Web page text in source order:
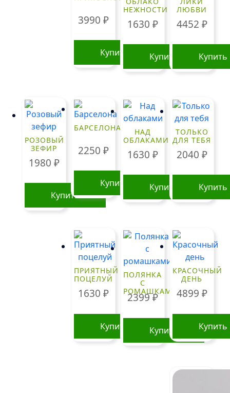
несколько
вариаций.3990 ₽
Купить
НЕЖНОСТИ
1630 ₽
Купить
ЛЮБВИ
4452 ₽
Купить
РОЗОВЫЙ
ЗЕФИР
1980 ₽
Купить
БАРСЕЛОНА
2250 ₽
Купить
НАД
ОБЛАКАМИ
1630 ₽
Купить
ТОЛЬКО
ДЛЯ ТЕБЯ
2040 ₽
Купить
ПРИЯТНЫЙ
ПОЦЕЛУЙ
1630 ₽
Купить
ПОЛЯНКА
С
РОМАШКАМИ
2399₽
Купить
КРАСОЧНЫЙ
ДЕНЬ
4899 ₽
Купить